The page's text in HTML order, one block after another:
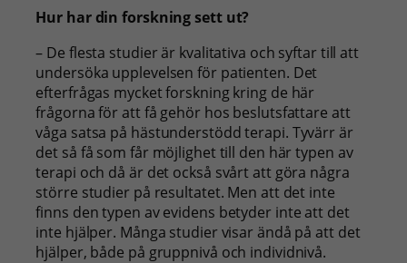
Hur har din forskning sett ut?
– De flesta studier är kvalitativa och syftar till att
undersöka upplevelsen för patienten. Det
efterfrågas mycket forskning kring de här
frågorna för att få gehör hos beslutsfattare att
våga satsa på hästunderstödd terapi. Tyvärr är
det så få som får möjlighet till den här typen av
terapi och då är det också svårt att göra några
större studier på resultatet. Men att det inte
finns den typen av evidens betyder inte att det
inte hjälper. Många studier visar ändå på att det
hjälper, både på gruppnivå och individnivå.